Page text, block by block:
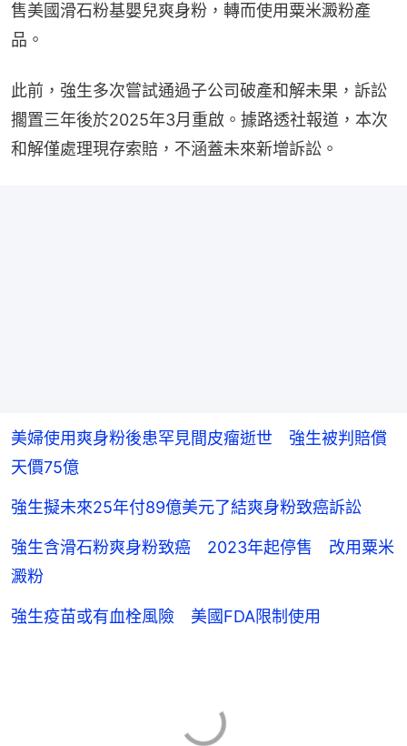
售美國滑石粉基嬰兒爽身粉，轉而使用粟米澱粉產
品。
此前，強生多次嘗試通過子公司破產和解未果，訴訟
擱置三年後於2025年3月重啟。據路透社報道，本次
和解僅處理現存索賠，不涵蓋未來新增訴訟。
美婦使用爽身粉後患罕見間皮瘤逝世 強生被判賠償
天價75億
強生擬未來25年付89億美元了結爽身粉致癌訴訟
強生含滑石粉爽身粉致癌 2023年起停售 改用粟米
澱粉
強生疫苗或有血栓風險 美國FDA限制使用